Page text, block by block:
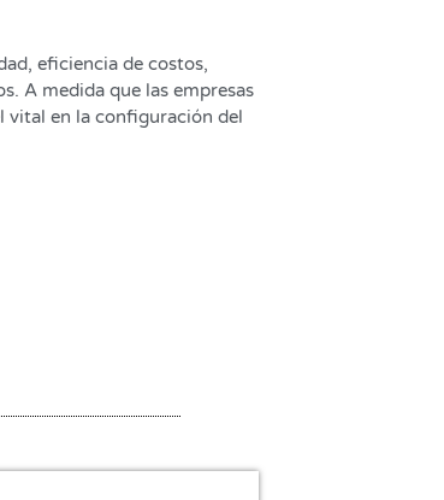
eficiencia de costos,
A medida que las empresas
vital en la configuración del